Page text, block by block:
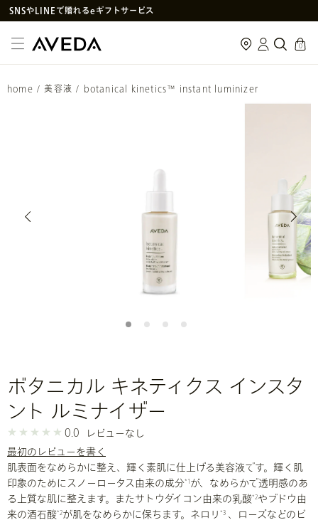
アヴェダ製品の偽造・模倣品に関するご注意
メルマガ新規登録で初回購入10%OFF
SNS や LINE で贈れるeギフトサービス
cart
0
home / 美容液 / botanical kinetics™ instant luminizer
ボタニカル キネティクス インスタ
ント ルミナイザー
0.0
レビューなし
最初のレビューを書く
肌表面をなめらかに整え、輝く素肌に仕上げる美容液です。輝く肌
印象のためにスノーロータス由来の成分*1 が、なめらかで透明感のあ
る上質な肌に整えます。またサトウダイコン由来の乳酸*2やブドウ由
来の酒石酸*2が肌をなめらかに保ちます。ネロリ *3 、ローズなどのピ